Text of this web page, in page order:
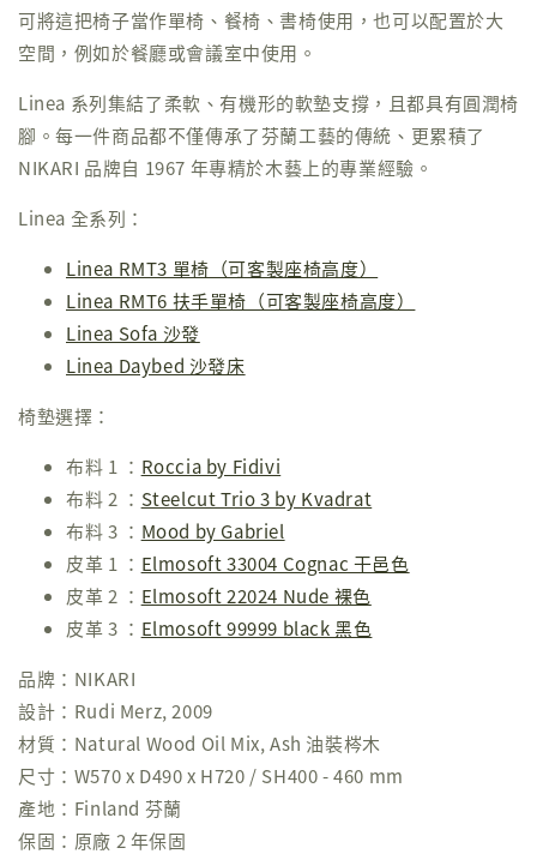
可將這把椅子當作單椅、餐椅、書椅使用，也可以配置於大
空間，例如於餐廳或會議室中使用。
Linea 系列集結了柔軟、有機形的軟墊支撐，且都具有圓潤椅
腳。每一件商品都不僅傳承了芬蘭工藝的傳統、更累積了
NIKARI 品牌自 1967 年專精於木藝上的專業經驗。
Linea 全系列：
Linea RMT3 單椅（可客製座椅高度）
Linea RMT6 扶手單椅（可客製座椅高度）
Linea Sofa 沙發
Linea Daybed 沙發床
椅墊選擇：
布料 1 ： Roccia by Fidivi
布料 2 ： Steelcut Trio 3 by Kvadrat
布料 3 ： Mood by Gabriel
皮革 1 ： Elmosoft 33004 Cognac 干邑色
皮革 2 ： Elmosoft 22024 Nude 裸色
皮革 3 ： Elmosoft 99999 black 黑色
品牌：NIKARI
設計：Rudi Merz, 2009
材質：Natural Wood Oil Mix, Ash 油裝梣木
尺寸：W570 x D490 x H720 / SH400 - 460 mm
產地：Finland 芬蘭
保固：原廠 2 年保固